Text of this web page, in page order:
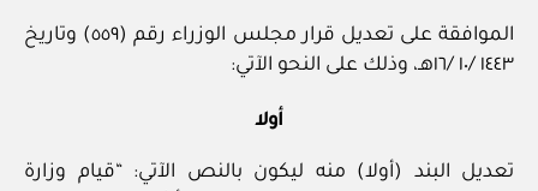
الموافقة على تعديل قرار مجلس الوزراء رقم (٥٥٩) وتاريخ
١٤٤٣ /١٠ /١٦هـ، وذلك على النحو الآتي:
أولا
تعديل البند (أولا) منه ليكون بالنص الآتي: “قيام وزارة